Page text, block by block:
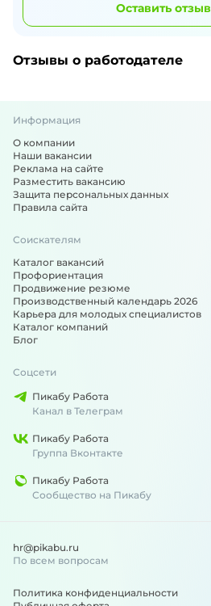
Оставить отзыв
Отзывы о работодателе
Информация
О компании
Наши вакансии
Реклама на сайте
Разместить вакансию
Защита персональных данных
Правила сайта
Соискателям
Каталог вакансий
Профориентация
Продвижение резюме
Производственный календарь 2026
Карьера для молодых специалистов
Каталог компаний
Блог
Соцсети
Пикабу Работа
Канал в Телеграм
Пикабу Работа
Группа Вконтакте
Пикабу Работа
Сообщество на Пикабу
hr@pikabu.ru
По всем вопросам
Политика конфиденциальности